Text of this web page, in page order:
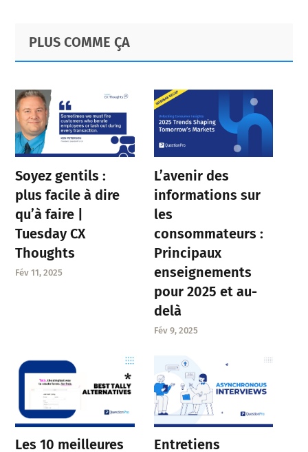
Primary
Sidebar
Footer
PLUS COMME ÇA
Soyez gentils :
plus facile à dire
qu’à faire |
Tuesday CX
Thoughts
Fév 11, 2025
L’avenir des
informations sur
les
consommateurs :
Principaux
enseignements
pour 2025 et au-
delà
Fév 9, 2025
Les 10 meilleures
Entretiens